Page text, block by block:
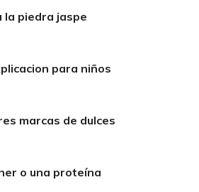
la piedra jaspe
para niños
marcas de dulces
o una proteína